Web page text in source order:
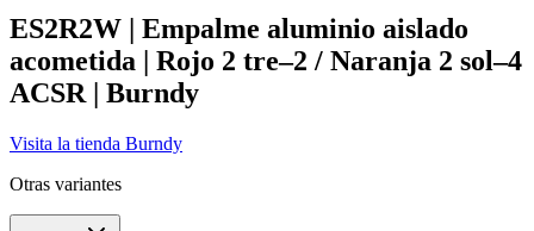
ES2R2W | Empalme aluminio aislado
acometida | Rojo 2 tre–2 / Naranja 2 sol–4
ACSR | Burndy
Visita la tienda Burndy
Otras variantes